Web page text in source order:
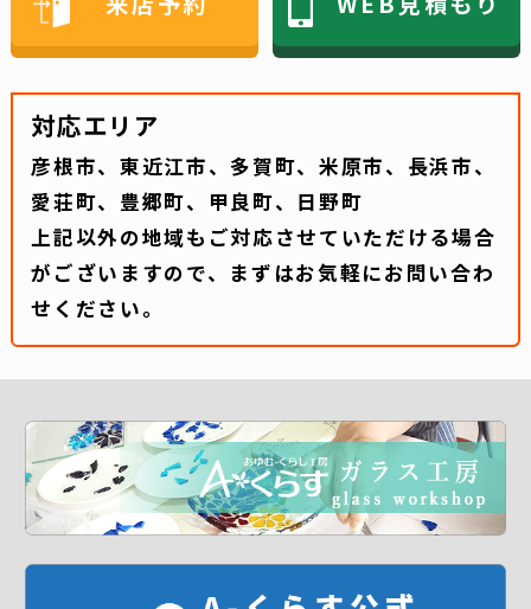
対応エリア
彦根市、東近江市、多賀町、米原市、長浜市、
愛荘町、豊郷町、甲良町、日野町
上記以外の地域もご対応させていただける場合
がございますので、まずはお気軽にお問い合わ
せください。